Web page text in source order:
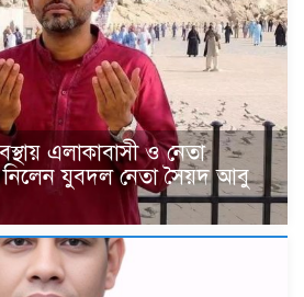
এলাকাবাসী ও নেতা
যুবদল নেতা সৈয়দ আবু